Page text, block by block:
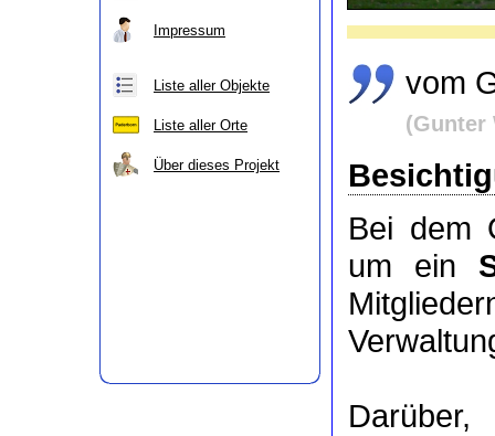
Impressum
Liste aller Objekte
Liste aller Orte
Über dieses Projekt
vom
(Gunter
Bei dem
um ein